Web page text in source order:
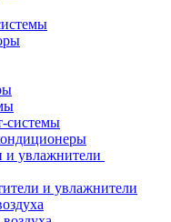
системы
и увлажнители
и увлажнители